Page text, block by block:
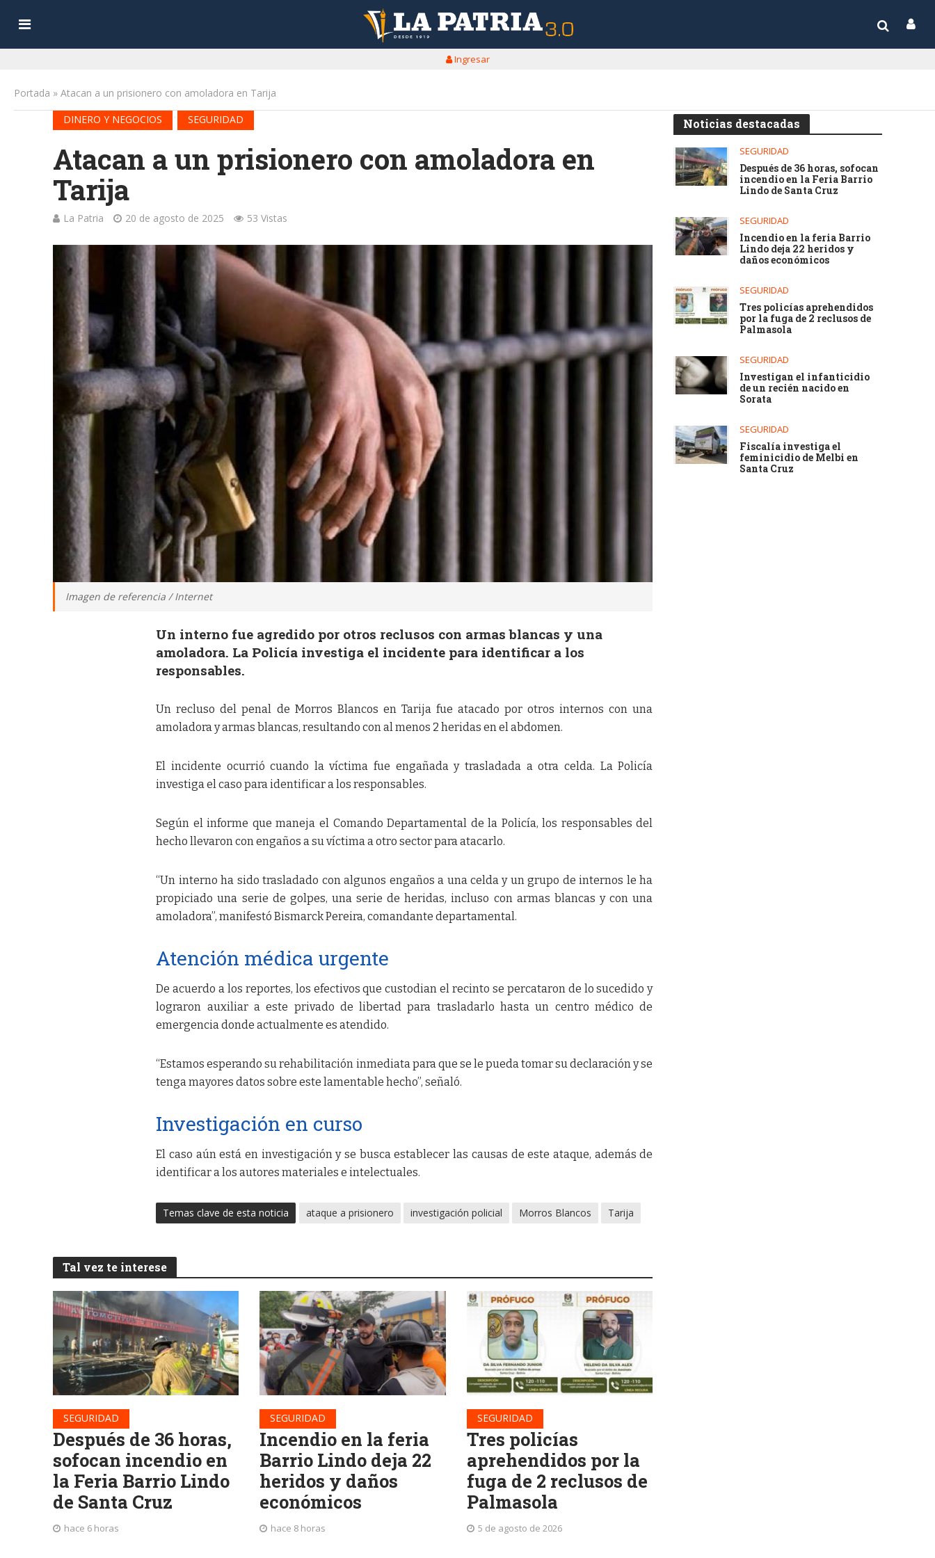
Ingresar
Portada » Atacan a un prisionero con amoladora en Tarija
DINERO Y NEGOCIOS
SEGURIDAD
Atacan a un prisionero con amoladora en
Tarija
La Patria 20 de agosto de 2025 53 Vistas
Imagen de referencia / Internet
Un interno fue agredido por otros reclusos con armas blancas y una
amoladora. La Policía investiga el incidente para identificar a los
responsables.
Un recluso del penal de Morros Blancos en Tarija fue atacado por otros internos con una
amoladora y armas blancas, resultando con al menos 2 heridas en el abdomen.
El incidente ocurrió cuando la víctima fue engañada y trasladada a otra celda. La Policía
investiga el caso para identificar a los responsables.
Según el informe que maneja el Comando Departamental de la Policía, los responsables del
hecho llevaron con engaños a su víctima a otro sector para atacarlo.
“Un interno ha sido trasladado con algunos engaños a una celda y un grupo de internos le ha
propiciado una serie de golpes, una serie de heridas, incluso con armas blancas y con una
amoladora”, manifestó Bismarck Pereira, comandante departamental.
Atención médica urgente
De acuerdo a los reportes, los efectivos que custodian el recinto se percataron de lo sucedido y
lograron auxiliar a este privado de libertad para trasladarlo hasta un centro médico de
emergencia donde actualmente es atendido.
“Estamos esperando su rehabilitación inmediata para que se le pueda tomar su declaración y se
tenga mayores datos sobre este lamentable hecho”, señaló.
Investigación en curso
El caso aún está en investigación y se busca establecer las causas de este ataque, además de
identificar a los autores materiales e intelectuales.
Temas clave de esta noticia ataque a prisionero investigación policial Morros Blancos Tarija
Tal vez te interese
SEGURIDAD
Después de 36 horas,
sofocan incendio en
la Feria Barrio Lindo
de Santa Cruz
hace 6 horas
SEGURIDAD
Incendio en la feria
Barrio Lindo deja 22
heridos y daños
económicos
hace 8 horas
SEGURIDAD
Tres policías
aprehendidos por la
fuga de 2 reclusos de
Palmasola
5 de agosto de 2026
Noticias destacadas
SEGURIDAD
Después de 36 horas, sofocan
incendio en la Feria Barrio
Lindo de Santa Cruz
SEGURIDAD
Incendio en la feria Barrio
Lindo deja 22 heridos y
daños económicos
SEGURIDAD
Tres policías aprehendidos
por la fuga de 2 reclusos de
Palmasola
SEGURIDAD
Investigan el infanticidio
de un recién nacido en
Sorata
SEGURIDAD
Fiscalía investiga el
feminicidio de Melbi en
Santa Cruz